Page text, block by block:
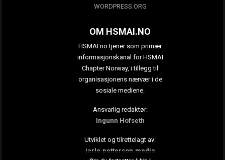
WORDPRESS.ORG
OM HSMAI.NO
HSMAI.no tjener som primær
informasjonskanal for HSMAI
Chapter Norway, i tillegg til
organisasjonens nærvær i de
sosiale mediene.
Ansvarlig redaktør:
Ingunn Hofseth
Utviklet og tilrettelagt av:
jarle.petterson.media